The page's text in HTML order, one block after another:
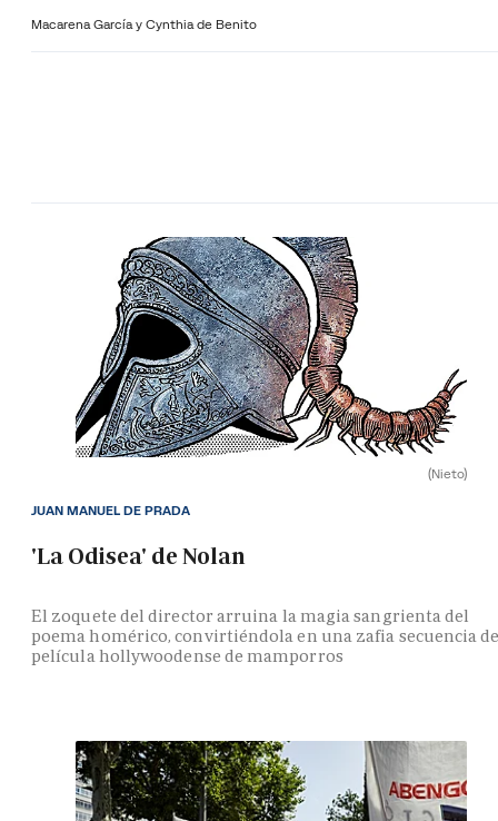
Macarena García y Cynthia de Benito
(Nieto)
'La Odisea' de Nolan
El zoquete del director arruina la magia sangrienta del
poema homérico, convirtiéndola en una zafia secuencia
película hollywoodense de mamporros
JUAN MANUEL DE PRADA